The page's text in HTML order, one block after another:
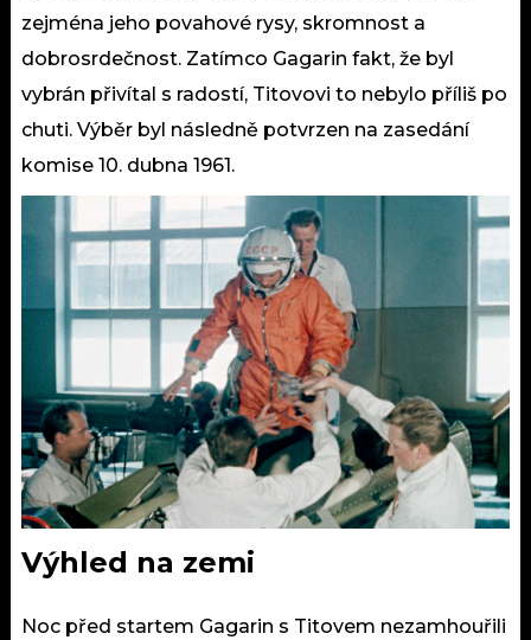
zejména jeho povahové rysy, skromnost a
dobrosrdečnost. Zatímco Gagarin fakt, že byl
vybrán přivítal s radostí, Titovovi to nebylo příliš po
chuti. Výběr byl následně potvrzen na zasedání
komise 10. dubna 1961.
Výhled na zemi
Noc před startem Gagarin s Titovem nezamhouřili